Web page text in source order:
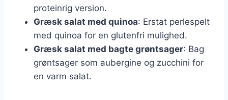
proteinrig version.
Græsk salat med quinoa: Erstat perlespelt
med quinoa for en glutenfri mulighed.
Græsk salat med bagte grøntsager: Bag
grøntsager som aubergine og zucchini for
en varm salat.